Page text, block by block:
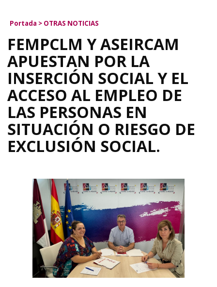
Portada > OTRAS NOTICIAS
FEMPCLM Y ASEIRCAM
APUESTAN POR LA
INSERCIÓN SOCIAL Y EL
ACCESO AL EMPLEO DE
LAS PERSONAS EN
SITUACIÓN O RIESGO DE
EXCLUSIÓN SOCIAL.